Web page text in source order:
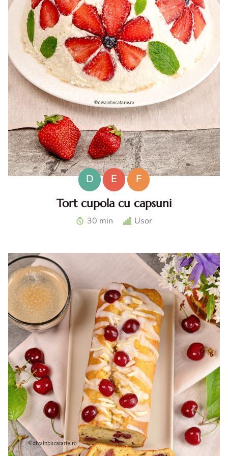
D E
F
Tort cupola cu capsuni
Tort cupola cu capsuni. Tort fara coacere cu capsuni. Tort
cu mascarpone si capsuni. Reteta tort cupola. Tort cu
30 min Usor